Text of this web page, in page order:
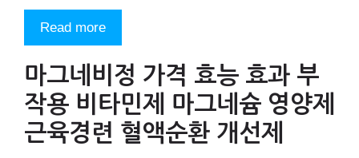
Read more
마그네비정 가격 효능 효과 부
작용 비타민제 마그네슘 영양제
근육경련 혈액순환 개선제